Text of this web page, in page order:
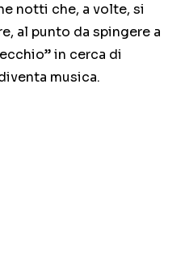
notti che, a volte, si
al punto da spingere a
in cerca di
musica.